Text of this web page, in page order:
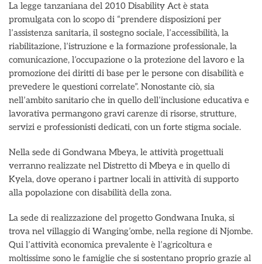
La legge tanzaniana del 2010 Disability Act è stata
promulgata con lo scopo di “prendere disposizioni per
l’assistenza sanitaria, il sostegno sociale, l’accessibilità, la
riabilitazione, l’istruzione e la formazione professionale, la
comunicazione, l’occupazione o la protezione del lavoro e la
promozione dei diritti di base per le persone con disabilità e
prevedere le questioni correlate”. Nonostante ciò, sia
nell’ambito sanitario che in quello dell’inclusione educativa e
lavorativa permangono gravi carenze di risorse, strutture,
servizi e professionisti dedicati, con un forte stigma sociale.
Nella sede di Gondwana Mbeya, le attività progettuali
verranno realizzate nel Distretto di Mbeya e in quello di
Kyela, dove operano i partner locali in attività di supporto
alla popolazione con disabilità della zona.
La sede di realizzazione del progetto Gondwana Inuka, si
trova nel villaggio di Wanging’ombe, nella regione di Njombe.
Qui l’attività economica prevalente è l’agricoltura e
moltissime sono le famiglie che si sostentano proprio grazie al